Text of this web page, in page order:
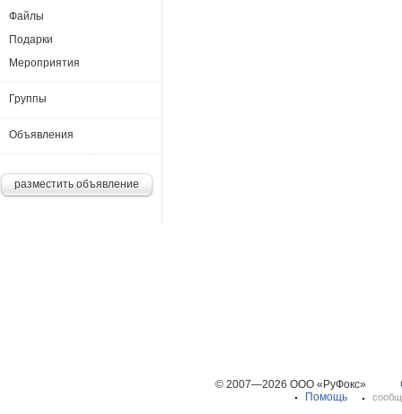
Файлы
Подарки
Мероприятия
Группы
Объявления
разместить объявление
© 2007—2026 ООО «РуФокс»
Помощь